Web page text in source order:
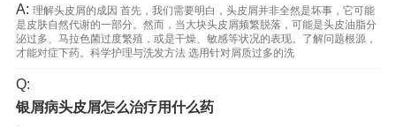
A: 理解头皮屑的成因 首先，我们需要明白，头皮屑并非全然是坏事，它可能
是皮肤自然代谢的一部分。然而，当大块头皮屑频繁脱落，可能是头皮油脂分
泌过多、马拉色菌过度繁殖，或是干燥、敏感等状况的表现。了解问题根源，
才能对症下药。科学护理与洗发方法 选用针对屑质过多的洗
Q:
银屑病头皮屑怎么治疗用什么药